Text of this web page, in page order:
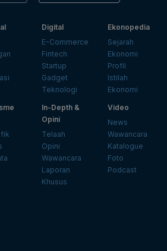
Digital
E-Commerce
Fintech
Startup
Gadget
Teknologi
Ekonopedia
Sejarah
Ekonomi
Profil
Istilah
Ekonomi
In-Depth &
Opini
Telaah
Opini
Wawancara
Laporan
Khusus
Video
News
Wawancara
Katalogue
Foto
Podcast